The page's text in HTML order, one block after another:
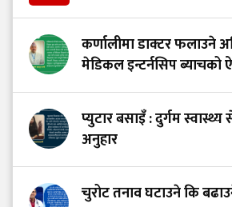
कर्णालीमा डाक्टर फलाउने
मेडिकल इन्टर्नसिप ब्याचको
प्युटार बसाइँ : दुर्गम
अनुहार
चुरोट तनाव घटाउने कि